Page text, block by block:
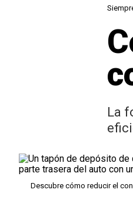
La
Descubre cómo reducir el